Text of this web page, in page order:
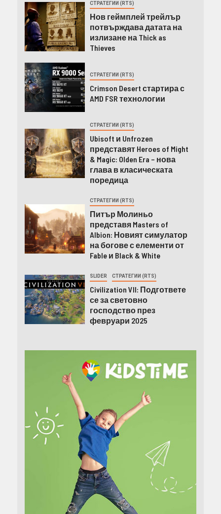
СТРАТЕГИИ (RTS)
Нов геймплей трейлър
потвърждава датата на
излизане на Thick as
Thieves
СТРАТЕГИИ (RTS)
Crimson Desert стартира с
AMD FSR технологии
СТРАТЕГИИ (RTS)
Ubisoft и Unfrozen
представят Heroes of Might
& Magic: Olden Era – нова
глава в класическата
поредица
СТРАТЕГИИ (RTS)
Питър Молиньо
представя Masters of
Albion: Новият симулатор
на богове с елементи от
Fable и Black & White
SLIDER СТРАТЕГИИ (RTS)
Civilization VII: Подгответе
се за световно
господство през
февруари 2025